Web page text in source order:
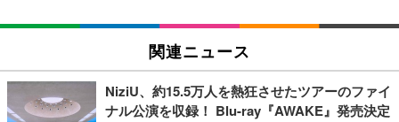
関連ニュース
NiziU、約15.5万人を熱狂させたツアーのファイ
ナル公演を収録！ Blu-ray『AWAKE』発売決定